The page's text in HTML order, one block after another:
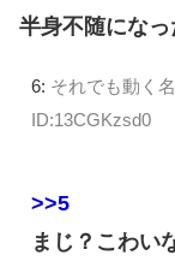
半身不随にな
6: それでも動く
ID:13CGKzsd0
>>5
まじ？こわい